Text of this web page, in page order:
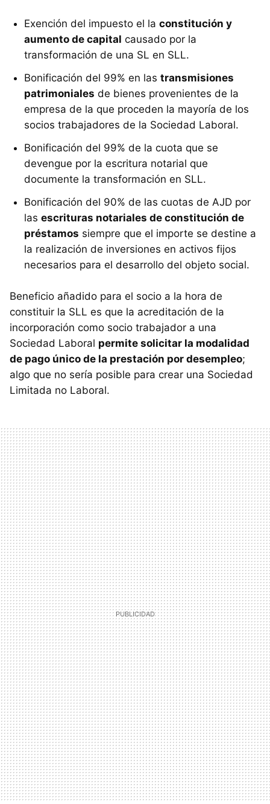
Exención del impuesto el la constitución y
aumento de capital causado por la
transformación de una SL en SLL.
Bonificación del 99% en las transmisiones
patrimoniales de bienes provenientes de la
empresa de la que proceden la mayoría de los
socios trabajadores de la Sociedad Laboral.
Bonificación del 99% de la cuota que se
devengue por la escritura notarial que
documente la transformación en SLL.
Bonificación del 90% de las cuotas de AJD por
las escrituras notariales de constitución de
préstamos siempre que el importe se destine a
la realización de inversiones en activos fijos
necesarios para el desarrollo del objeto social.
Beneficio añadido para el socio a la hora de
constituir la SLL es que la acreditación de la
incorporación como socio trabajador a una
Sociedad Laboral permite solicitar la modalidad
de pago único de la prestación por desempleo;
algo que no sería posible para crear una Sociedad
Limitada no Laboral.